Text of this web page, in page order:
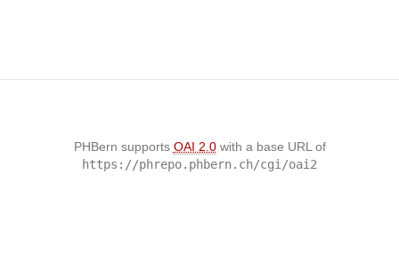
PHBern supports OAI 2.0with a base URL of
https://phrepo.phbern.ch/cgi/oai2